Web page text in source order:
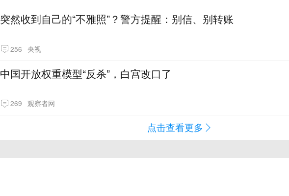
突然收到自己的“不雅照”？警方提醒：别信、别转账
256 央视
中国开放权重模型“反杀”，白宫改口了
269 观察者网
点击查看更多